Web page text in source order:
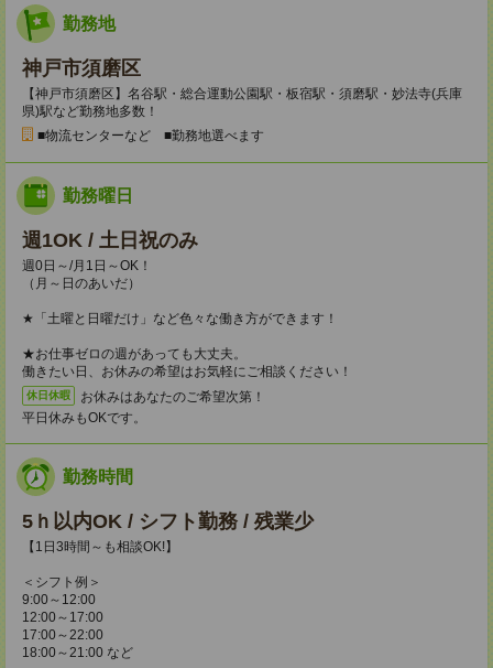
勤務地
神戸市須磨区
【神戸市須磨区】名谷駅・総合運動公園駅・板宿駅・須磨駅・妙法寺(兵庫
県)駅など勤務地多数！
■物流センターなど ■勤務地選べます
勤務曜日
週1OK / 土日祝のみ
週0日～/月1日～OK！
（月～日のあいだ）
★「土曜と日曜だけ」など色々な働き方ができます！
★お仕事ゼロの週があっても大丈夫。
働きたい日、お休みの希望はお気軽にご相談ください！
休日休暇
お休みはあなたのご希望次第！
平日休みもOKです。
勤務時間
5ｈ以内OK / シフト勤務 / 残業少
【1日3時間～も相談OK!】
＜シフト例＞
9:00～12:00
12:00～17:00
17:00～22:00
18:00～21:00 など